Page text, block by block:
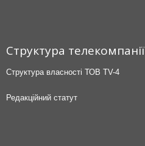
Структура телекомпанії
Структура власності ТОВ TV-4
Редакційний статут